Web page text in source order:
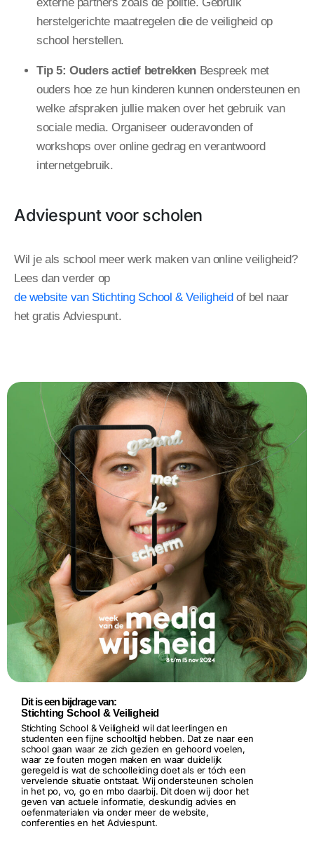
herstelgerichte maatregelen die de veiligheid op
school herstellen.
Tip 5: Ouders actief betrekken Bespreek met
ouders hoe ze hun kinderen kunnen ondersteunen en
welke afspraken jullie maken over het gebruik van
sociale media. Organiseer ouderavonden of
workshops over online gedrag en verantwoord
internetgebruik.
Adviespunt voor scholen
Wil je als school meer werk maken van online veiligheid?
Lees dan verder op
de website van Stichting School & Veiligheid of bel naar
het gratis Adviespunt.
Dit is een bijdrage van:
Stichting School & Veiligheid
Stichting School & Veiligheid wil dat leerlingen en
studenten een fijne schooltijd hebben. Dat ze naar een
school gaan waar ze zich gezien en gehoord voelen,
waar ze fouten mogen maken en waar duidelijk
geregeld is wat de schoolleiding doet als er tóch een
vervelende situatie ontstaat. Wij ondersteunen scholen
in het po, vo, go en mbo daarbij. Dit doen wij door het
geven van actuele informatie, deskundig advies en
oefenmaterialen via onder meer de website,
conferenties en het Adviespunt.